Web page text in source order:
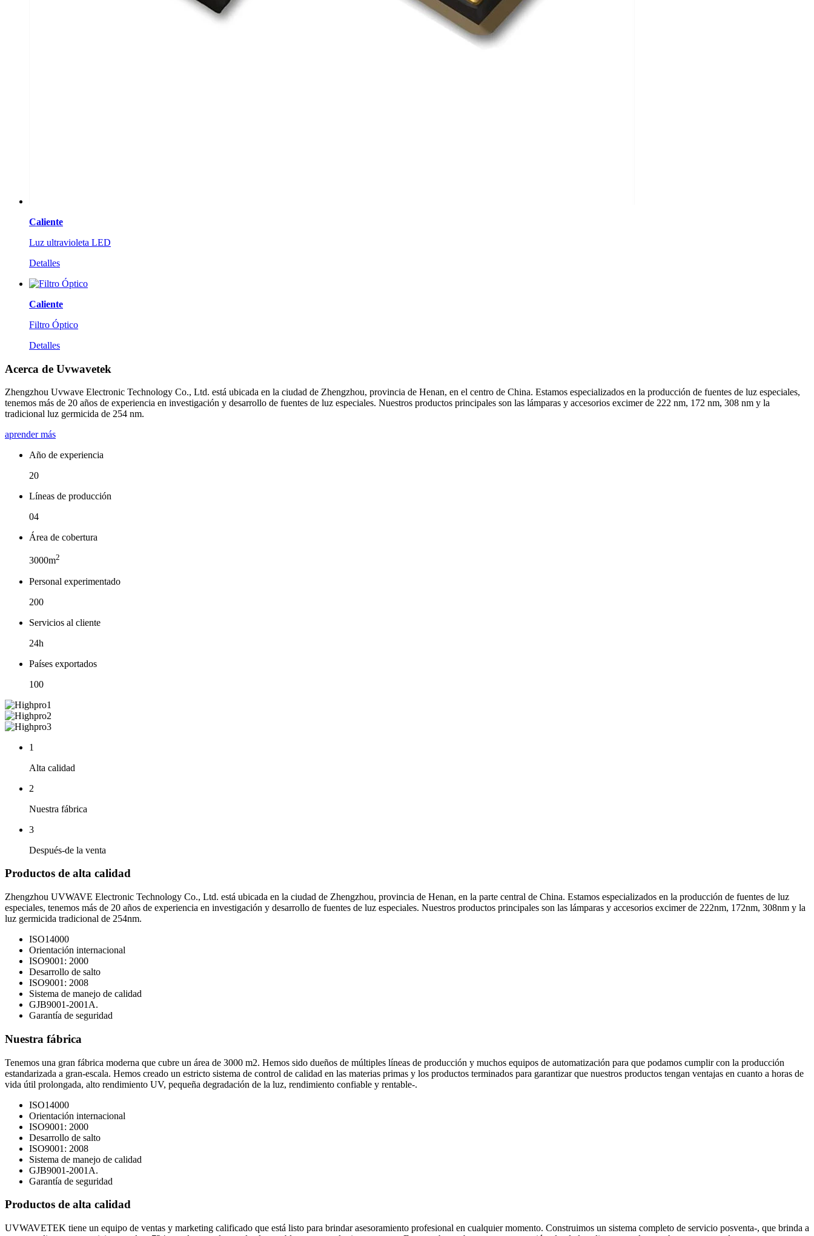
Caliente
Luz ultravioleta LED
Detalles
Caliente
Filtro Óptico
Detalles
Acerca de Uvwavetek
Zhengzhou Uvwave Electronic Technology Co., Ltd. está ubicada en la ciudad de Zhengzhou, provincia de Henan, en el centro de China. Estamos especializados en la producción de fuentes de luz especiales,
tenemos más de 20 años de experiencia en investigación y desarrollo de fuentes de luz especiales. Nuestros productos principales son las lámparas y accesorios excimer de 222 nm, 172 nm, 308 nm y la
tradicional luz germicida de 254 nm.
aprender más
Año de experiencia
20
Líneas de producción
04
Área de cobertura
3000m2
Personal experimentado
200
Servicios al cliente
24h
Países exportados
100
1
Alta calidad
2
Nuestra fábrica
3
Después-de la venta
Productos de alta calidad
Zhengzhou UVWAVE Electronic Technology Co., Ltd. está ubicada en la ciudad de Zhengzhou, provincia de Henan, en la parte central de China. Estamos especializados en la producción de fuentes de luz
especiales, tenemos más de 20 años de experiencia en investigación y desarrollo de fuentes de luz especiales. Nuestros productos principales son las lámparas y accesorios excimer de 222nm, 172nm, 308nm y la
luz germicida tradicional de 254nm.
ISO14000
Orientación internacional
ISO9001: 2000
Desarrollo de salto
ISO9001: 2008
Sistema de manejo de calidad
GJB9001-2001A.
Garantía de seguridad
Nuestra fábrica
Tenemos una gran fábrica moderna que cubre un área de 3000 m2. Hemos sido dueños de múltiples líneas de producción y muchos equipos de automatización para que podamos cumplir con la producción
estandarizada a gran-escala. Hemos creado un estricto sistema de control de calidad en las materias primas y los productos terminados para garantizar que nuestros productos tengan ventajas en cuanto a horas de
vida útil prolongada, alto rendimiento UV, pequeña degradación de la luz, rendimiento confiable y rentable-.
ISO14000
Orientación internacional
ISO9001: 2000
Desarrollo de salto
ISO9001: 2008
Sistema de manejo de calidad
GJB9001-2001A.
Garantía de seguridad
Productos de alta calidad
UVWAVETEK tiene un equipo de ventas y marketing calificado que está listo para brindar asesoramiento profesional en cualquier momento. Construimos un sistema completo de servicio posventa-, que brinda a